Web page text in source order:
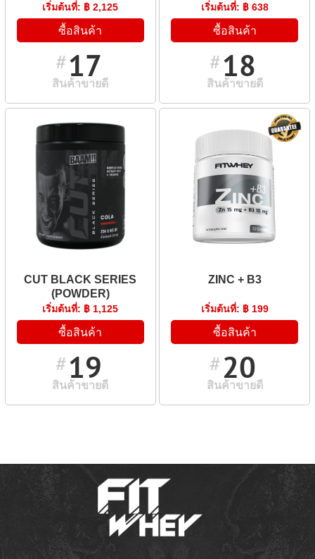
เริ่มต้นที่: ฿ 2,125
ซื้อสินค้า
#17
สินค้าขายดี
เริ่มต้นที่: ฿ 638
ซื้อสินค้า
#18
สินค้าขายดี
CUT BLACK SERIES
(POWDER)
เริ่มต้นที่: ฿ 1,125
ซื้อสินค้า
#19
สินค้าขายดี
ZINC + B3
เริ่มต้นที่: ฿ 199
ซื้อสินค้า
#20
สินค้าขายดี